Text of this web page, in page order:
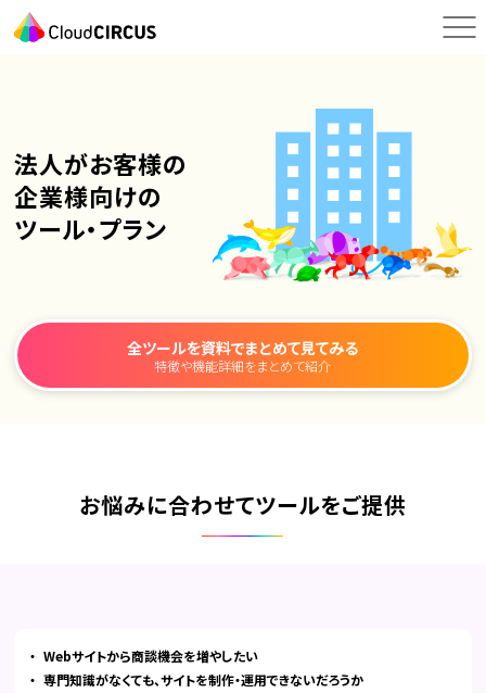
法人がお客様の
企業様向けの
ツール・プラン
全ツールを資料でまとめて見てみる
特徴や機能詳細をまとめて紹介
お悩みに合わせてツールをご提供
Webサイトから商談機会を増やしたい
専門知識がなくても、サイトを制作・運用できないだろうか